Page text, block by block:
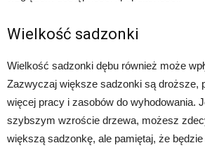
Wielkość sadzonki
Wielkość sadzonki dębu również może
Zazwyczaj większe sadzonki są droższe,
więcej pracy i zasobów do wyhodowania.
szybszym wzroście drzewa, możesz
większą sadzonkę, ale pamiętaj, że będzie